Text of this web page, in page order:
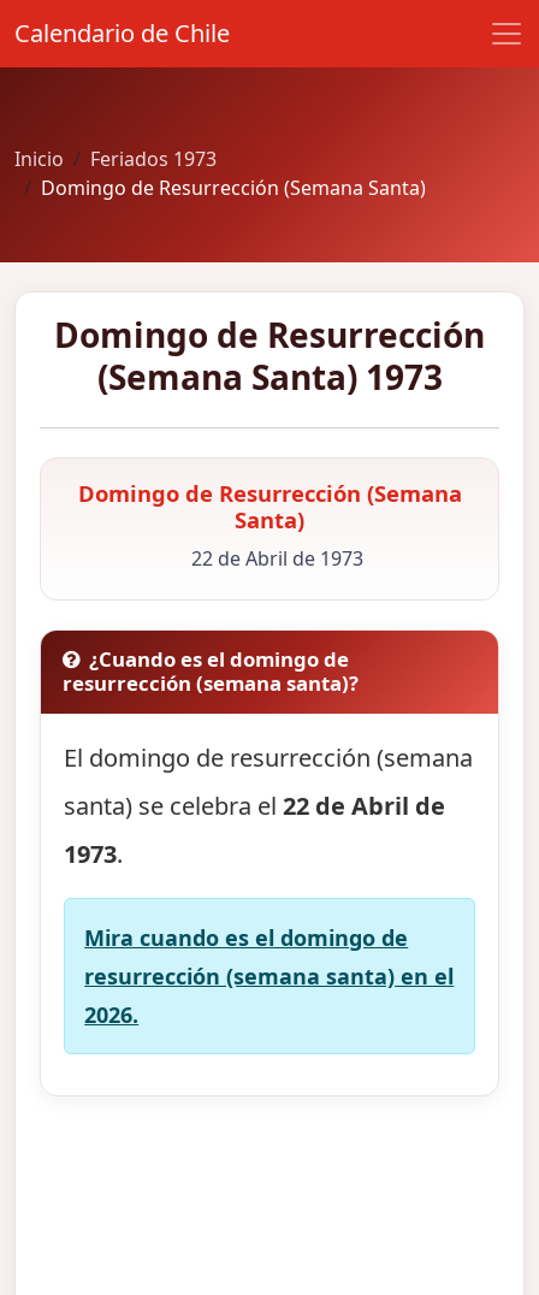
Calendario de Chile
Inicio
Feriados 1973
Domingo de Resurrección (Semana Santa)
Domingo de Resurrección
(Semana Santa) 1973
Domingo de Resurrección (Semana
Santa)
22 de Abril de 1973
¿Cuando es el domingo de
resurrección (semana santa)?
El domingo de resurrección (semana
santa) se celebra el22 de Abril de
1973.
Mira cuando es el domingo de
resurrección (semana santa) en el
2026.